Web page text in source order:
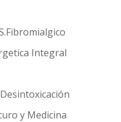
Integral
y Medicina